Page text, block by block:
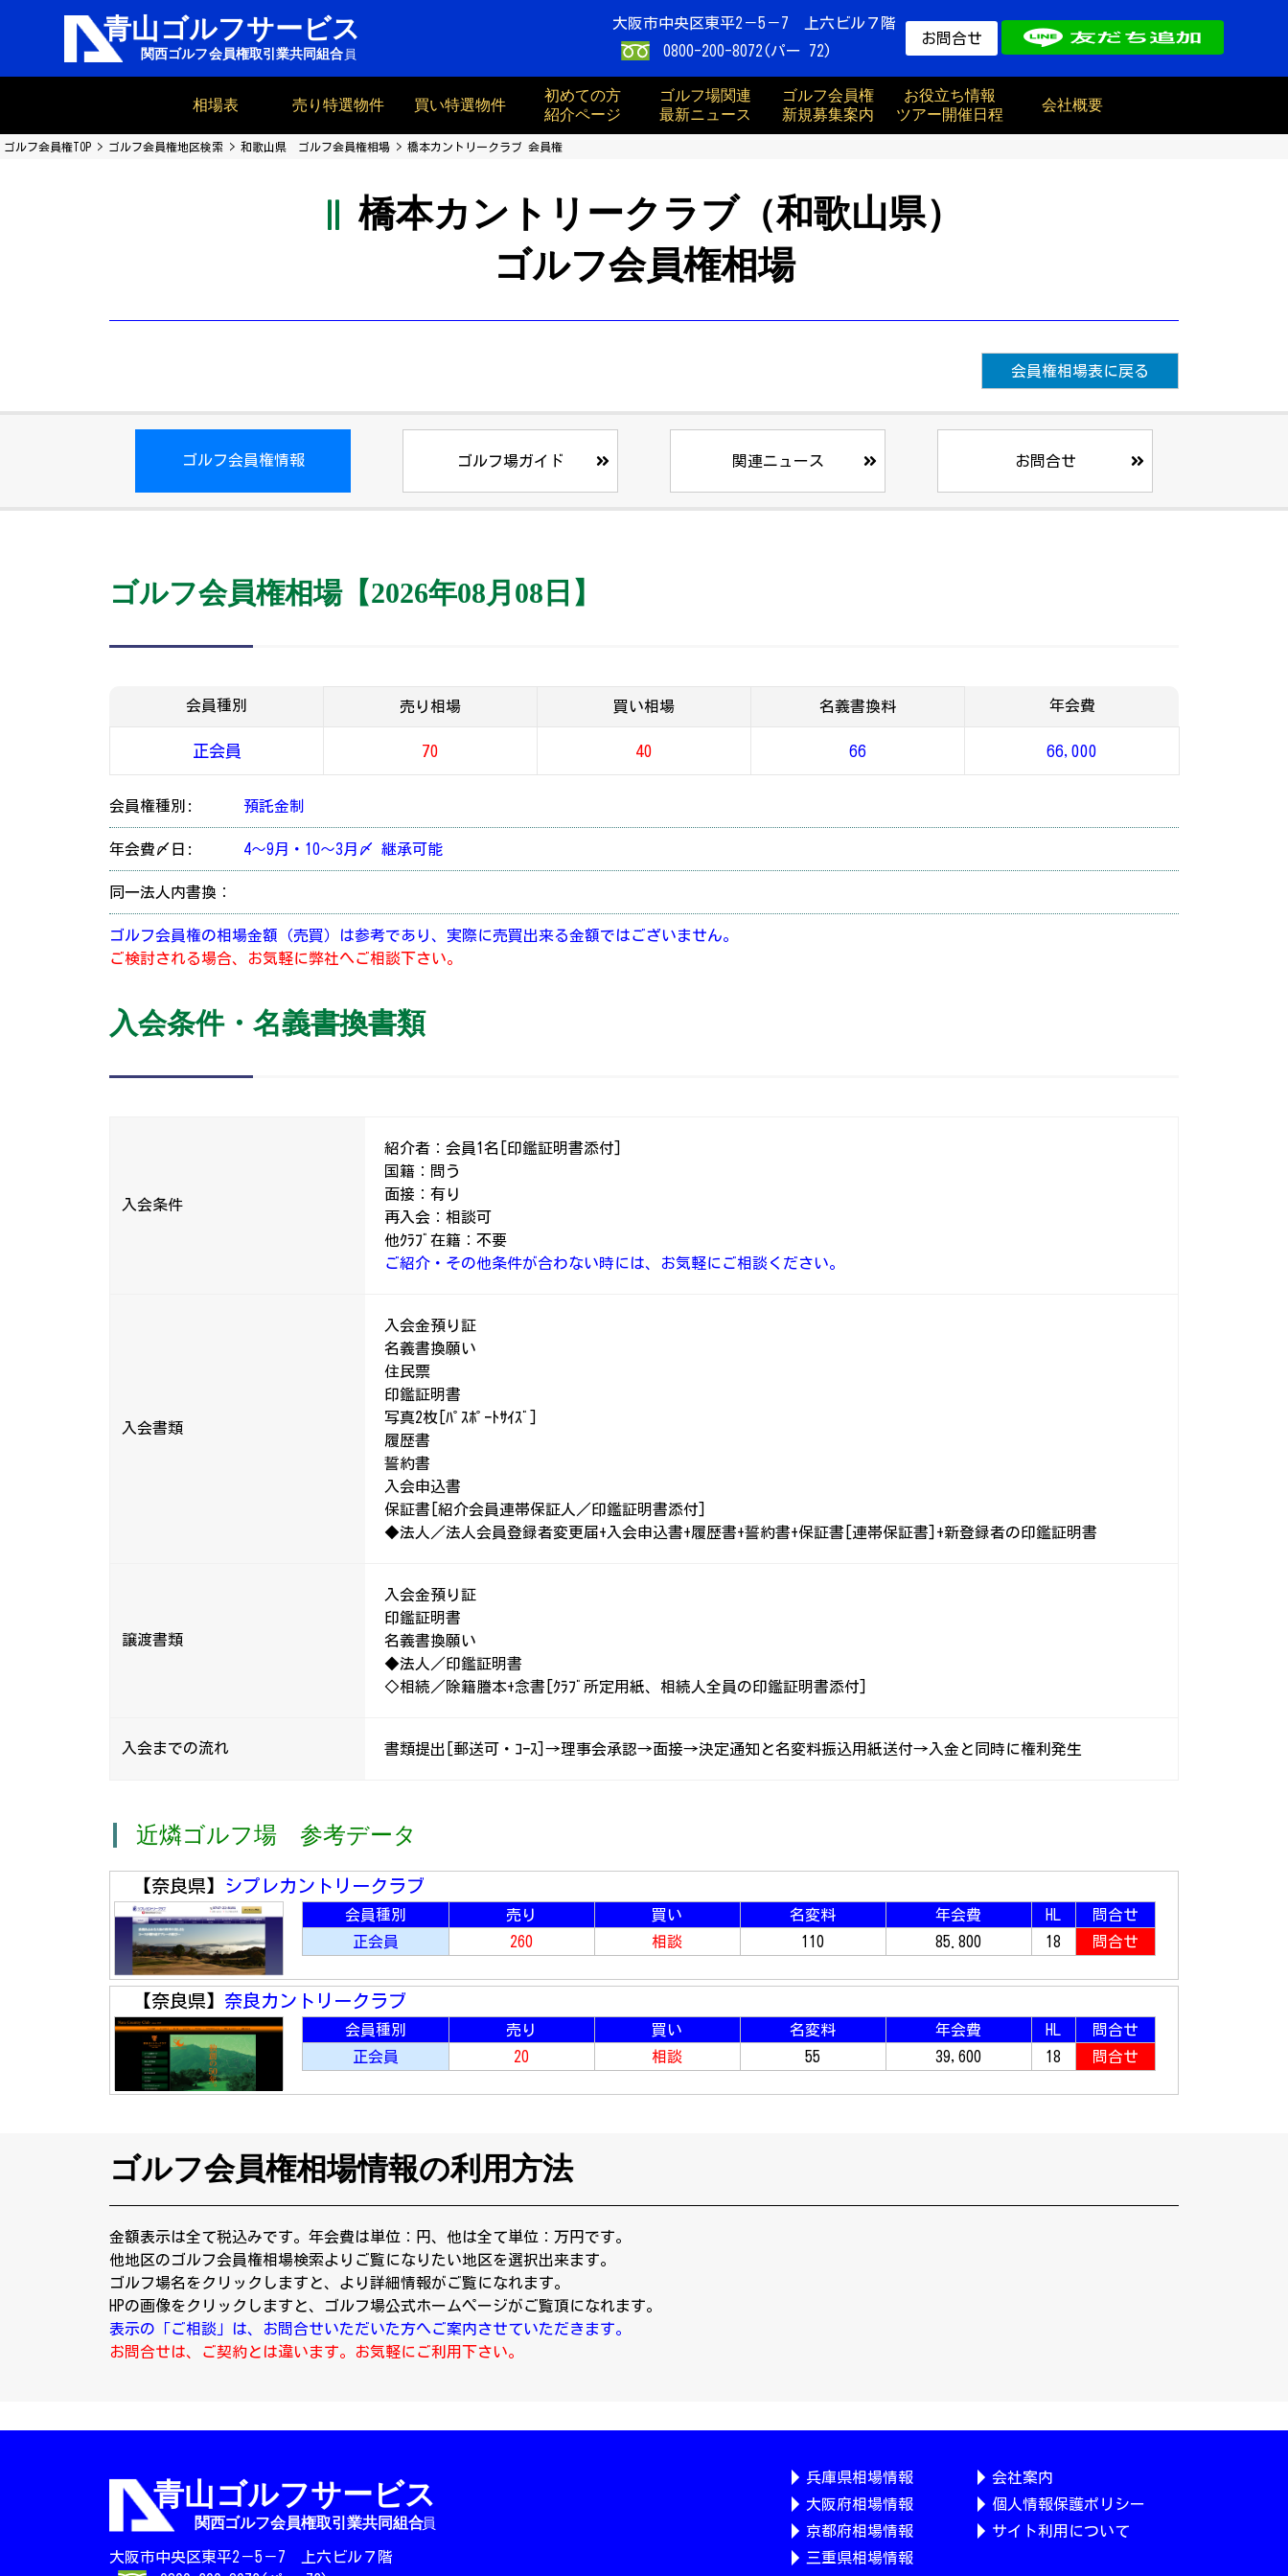
大阪市中央区東平2－5－7 上六ビル７階
0800-200-8072(パー 72)
お問合せ
相場表 売り特選物件 買い特選物件
初めての方
紹介ページ
ゴルフ場関連
最新ニュース
ゴルフ会員権
新規募集案内
お役立ち情報
ツアー開催日程
会社概要
ゴルフ会員権TOP ゴルフ会員権地区検索 和歌山県 ゴルフ会員権相場 橋本カントリークラブ 会員権
橋本カントリークラブ（和歌山県）
ゴルフ会員権相場
会員権相場表に戻る
ゴルフ会員権情報 ゴルフ場ガイド 関連ニュース お問合せ
ゴルフ会員権相場【2026年08月08日】
会員種別 売り相場 買い相場 名義書換料 年会費
正会員 70 40 66 66,000
会員権種別: 預託金制
年会費〆日: 4～9月・10～3月〆 継承可能
同一法人内書換：
ゴルフ会員権の相場金額（売買）は参考であり、実際に売買出来る金額ではございません。
ご検討される場合、お気軽に弊社へご相談下さい。
入会条件・名義書換書類
入会条件
紹介者：会員1名[印鑑証明書添付]
国籍：問う
面接：有り
再入会：相談可
他ｸﾗﾌﾞ在籍：不要
ご紹介・その他条件が合わない時には、お気軽にご相談ください。
入会書類
入会金預り証
名義書換願い
住民票
印鑑証明書
写真2枚[ﾊﾟｽﾎﾟｰﾄｻｲｽﾞ]
履歴書
誓約書
入会申込書
保証書[紹介会員連帯保証人／印鑑証明書添付]
◆法人／法人会員登録者変更届+入会申込書+履歴書+誓約書+保証書[連帯保証書]+新登録者の印鑑証明書
譲渡書類
入会金預り証
印鑑証明書
名義書換願い
◆法人／印鑑証明書
◇相続／除籍謄本+念書[ｸﾗﾌﾞ所定用紙、相続人全員の印鑑証明書添付]
入会までの流れ 書類提出[郵送可・ｺｰｽ]→理事会承認→面接→決定通知と名変料振込用紙送付→入金と同時に権利発生
近燐ゴルフ場 参考データ
【奈良県】 シプレカントリークラブ
会員種別 売り 買い 名変料 年会費 HL
問合せ
正会員
260 相談 110 85.800 18 問合せ
【奈良県】 奈良カントリークラブ
会員種別 売り 買い 名変料 年会費 HL
問合せ
正会員
20 相談 55 39,600 18 問合せ
ゴルフ会員権相場情報の利用方法
金額表示は全て税込みです。年会費は単位：円、他は全て単位：万円です。
他地区のゴルフ会員権相場検索よりご覧になりたい地区を選択出来ます。
ゴルフ場名をクリックしますと、より詳細情報がご覧になれます。
HPの画像をクリックしますと、ゴルフ場公式ホームページがご覧頂になれます。
表示の「ご相談」は、お問合せいただいた方へご案内させていただきます。
お問合せは、ご契約とは違います。お気軽にご利用下さい。
大阪市中央区東平2－5－7 上六ビル７階
兵庫県相場情報
大阪府相場情報
京都府相場情報
三重県相場情報
会社案内
個人情報保護ポリシー
サイト利用について